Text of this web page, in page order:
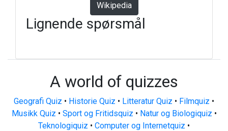
Wikipedia
Lignende spørsmål
A world of quizzes
Geografi Quiz • Historie Quiz • Litteratur Quiz • Filmquiz •
Musikk Quiz • Sport og Fritidsquiz • Natur og Biologiquiz •
Teknologiquiz • Computer og Internetquiz •